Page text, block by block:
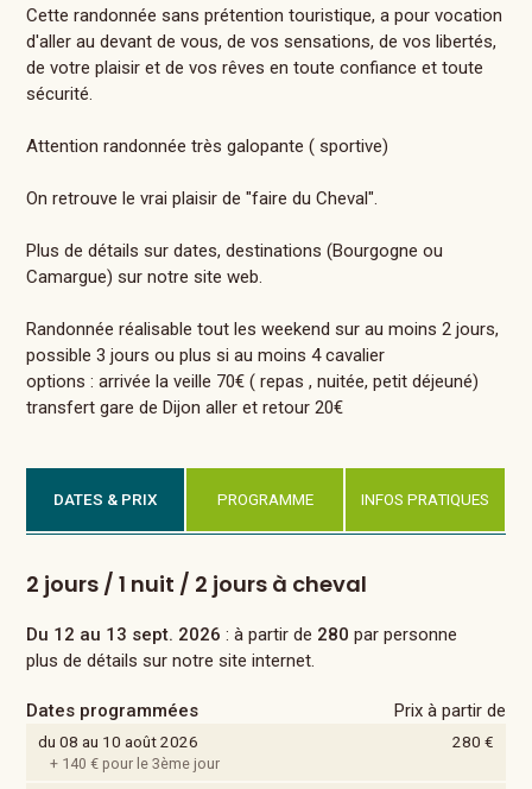
Cette randonnée sans prétention touristique, a pour vocation
d'aller au devant de vous, de vos sensations, de vos libertés,
de votre plaisir et de vos rêves en toute confiance et toute
sécurité.
Attention randonnée très galopante ( sportive)
On retrouve le vrai plaisir de "faire du Cheval".
Plus de détails sur dates, destinations (Bourgogne ou
Camargue) sur notre site web.
Randonnée réalisable tout les weekend sur au moins 2 jours,
possible 3 jours ou plus si au moins 4 cavalier
options : arrivée la veille 70€ ( repas , nuitée, petit déjeuné)
transfert gare de Dijon aller et retour 20€
DATES & PRIX PROGRAMME INFOS PRATIQUES
2 jours / 1 nuit / 2 jours à cheval
Du 12 au 13 sept. 2026 : à partir de 280 par personne
plus de détails sur notre site internet.
Dates programmées Prix à partir de
du 08 au 10 août 2026 280 €
+ 140 € pour le 3ème jour